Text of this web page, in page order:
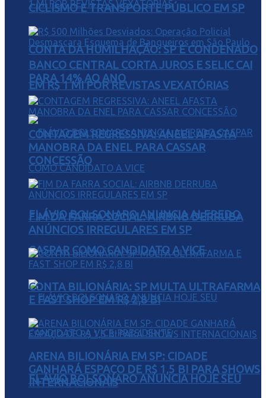
CONTA DA HUMILHAÇÃO: SP É CONDENADO
EM R$ 1 MI POR REVISTAS VEXATÓRIAS
FLÁVIO BOLSONARO ANUNCIA ALFREDO
GASPAR COMO CANDIDATO A VICE
FLÁVIO BOLSONARO ANUNCIA HOJE SEU
CICLISMO E TRANSPORTE PÚBLICO EM SP
BANCO CENTRAL CORTA JUROS E SELIC CAI
PARA 14% AO ANO
CONTAGEM REGRESSIVA: ANEEL AFASTA
MANOBRA DA ENEL PARA CASSAR
CONCESSÃO
FIM DA FARRA SOCIAL: AIRBNB DERRUBA
ANÚNCIOS IRREGULARES EM SP
CONTA BILIONÁRIA: SP MULTA ULTRAFARMA
E FAST SHOP EM R$ 2,8 BI
ARENA BILIONÁRIA EM SP: CIDADE
GANHARÁ ESPAÇO DE R$ 1,5 BI PARA SHOWS
INTERNACIONAIS